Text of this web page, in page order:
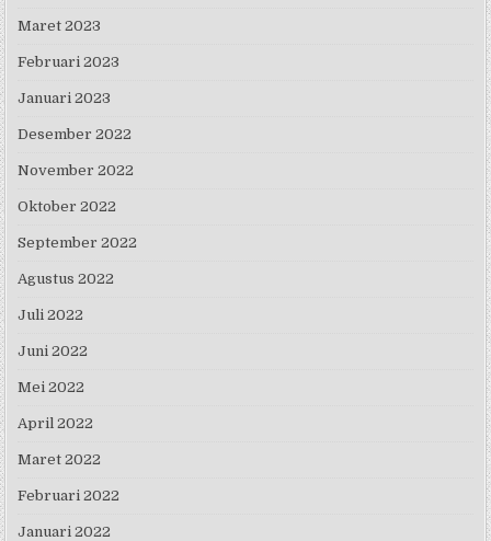
Maret 2023
Februari 2023
Januari 2023
Desember 2022
November 2022
Oktober 2022
September 2022
Agustus 2022
Juli 2022
Juni 2022
Mei 2022
April 2022
Maret 2022
Februari 2022
Januari 2022